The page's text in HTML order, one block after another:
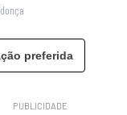
preferida